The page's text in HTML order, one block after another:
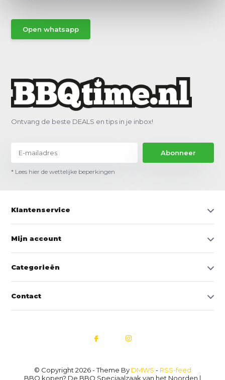
Open whatsapp
Ontvang de beste DEALS en tips in je inbox!
Abonneer
* Lees hier de wettelijke beperkingen
Klantenservice
Mijn account
Categorieën
Contact
© Copyright 2026 - Theme By DMWS - RSS-feed
BBQ kopen? De BBQ Speciaalzaak van het Noorden |